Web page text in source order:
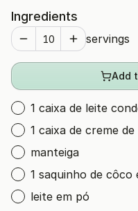
Ingredients
servings
Add
1 caixa de leite
1 caixa de creme
manteiga
1 saquinho de côco
leite em pó